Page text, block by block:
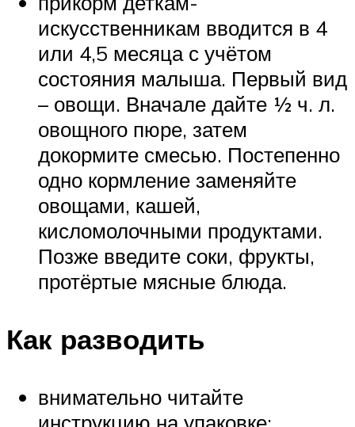
искусственникам вводится в 4
или 4,5 месяца с учётом
состояния малыша. Первый вид
– овощи. Вначале дайте ½ ч. л.
овощного пюре, затем
докормите смесью. Постепенно
одно кормление заменяйте
овощами, кашей,
кисломолочными продуктами.
Позже введите соки, фрукты,
протёртые мясные блюда.
Как разводить
внимательно читайте